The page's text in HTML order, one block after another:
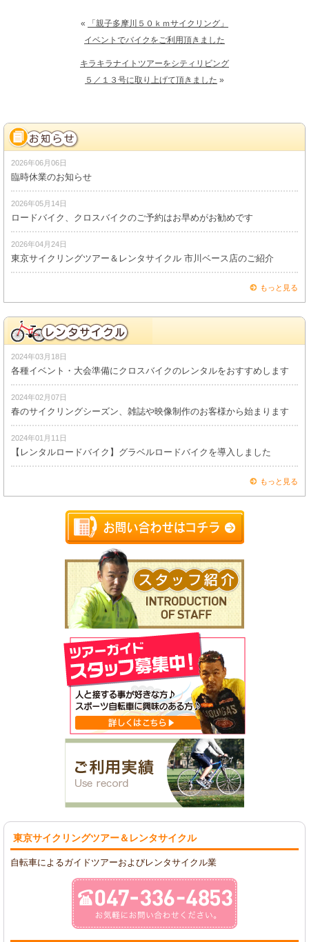
«
「親子多摩川５０ｋｍサイクリング」
イベントでバイクをご利用頂きました
キラキラナイトツアーをシティリビング
５／１３号に取り上げて頂きました »
2026年06月06日
臨時休業のお知らせ
2026年05月14日
ロードバイク、クロスバイクのご予約はお早めがお勧めです
2026年04月24日
東京サイクリングツアー＆レンタサイクル 市川ベース店のご紹介
もっと見る
2024年03月18日
各種イベント・大会準備にクロスバイクのレンタルをおすすめします
2024年02月07日
春のサイクリングシーズン、雑誌や映像制作のお客様から始まります
2024年01月11日
【レンタルロードバイク】グラベルロードバイクを導入しました
もっと見る
東京サイクリングツアー＆レンタサイクル
自転車によるガイドツアーおよびレンタサイクル業